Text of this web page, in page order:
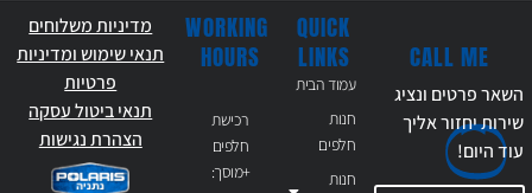
QUICK
LINKS
עמוד הבית
חנות
חלפים
חנות
WORKING
HOURS
רכישת
חלפים
+מוסך:
CALL ME
השאר פרטים ונציג
שירות יחזור אליך
עודהיום!
מדיניות משלוחים
תנאי שימוש ומדיניות
פרטיות
תנאי ביטול עסקה
הצהרת נגישות